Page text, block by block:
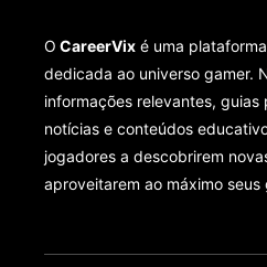
O CareerVix é uma
dedicada ao universo gamer.
informações relevantes, guias
notícias e conteúdos
jogadores a descobrirem
aproveitarem ao máximo seus